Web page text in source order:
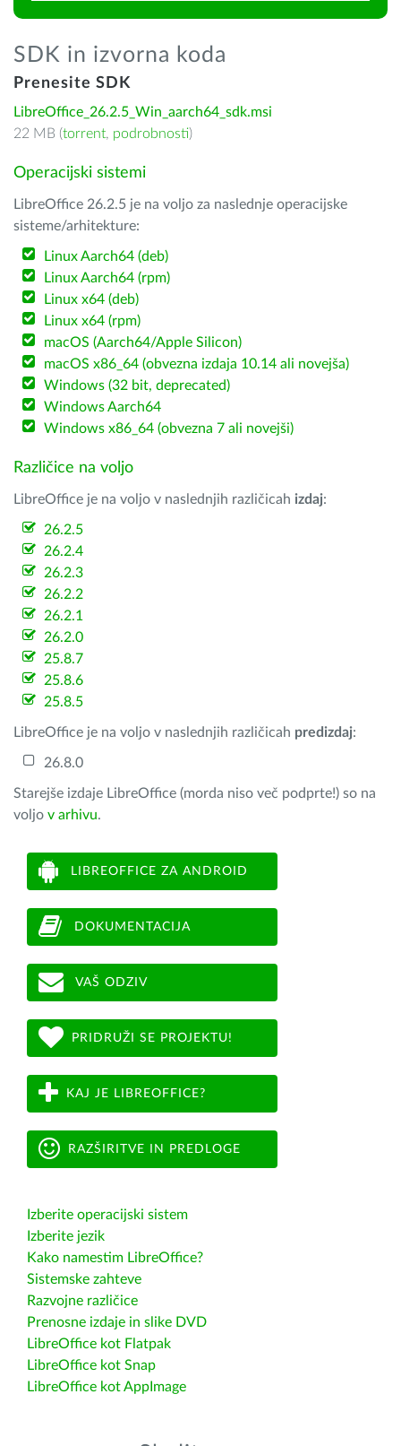
SDK in izvorna koda
Prenesite SDK
LibreOffice_26.2.5_Win_aarch64_sdk.msi
22 MB (torrent, podrobnosti)
Operacijski sistemi
LibreOffice 26.2.5 je na voljo za naslednje operacijske
sisteme/arhitekture:
Linux Aarch64 (deb)
Linux Aarch64 (rpm)
Linux x64 (deb)
Linux x64 (rpm)
macOS (Aarch64/Apple Silicon)
macOS x86_64 (obvezna izdaja 10.14 ali novejša)
Windows (32 bit, deprecated)
Windows Aarch64
Windows x86_64 (obvezna 7 ali novejši)
Različice na voljo
LibreOffice je na voljo v naslednjih različicah izdaj:
26.2.5
26.2.4
26.2.3
26.2.2
26.2.1
26.2.0
25.8.7
25.8.6
25.8.5
LibreOffice je na voljo v naslednjih različicah predizdaj:
26.8.0
Starejše izdaje LibreOffice (morda niso več podprte!) so na
voljo v arhivu.
LIBREOFFICE ZA ANDROID
DOKUMENTACIJA
VAŠ ODZIV
PRIDRUŽI SE PROJEKTU!
KAJ JE LIBREOFFICE?
RAZŠIRITVE IN PREDLOGE
Izberite operacijski sistem
Izberite jezik
Kako namestim LibreOffice?
Sistemske zahteve
Razvojne različice
Prenosne izdaje in slike DVD
LibreOffice kot Flatpak
LibreOffice kot Snap
LibreOffice kot AppImage